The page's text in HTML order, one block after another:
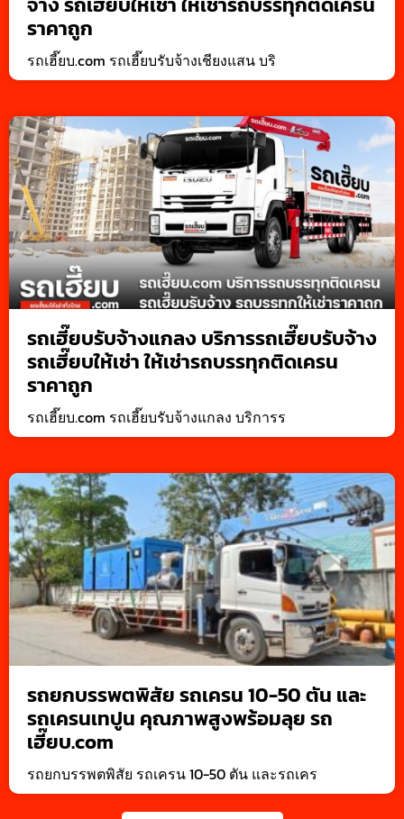
ราคาถูก
รถเฮี๊ยบ.com รถเฮี๊ยบรับจ้างเชียงแสน บริ
รถเฮี๊ยบรับจ้างแกลง บริการรถเฮี๊ยบรับจ้าง
รถเฮี๊ยบให้เช่า ให้เช่ารถบรรทุกติดเครน
ราคาถูก
รถเฮี๊ยบ.com รถเฮี๊ยบรับจ้างแกลง บริการร
รถยกบรรพตพิสัย รถเครน 10-50 ตัน และ
รถเครนเทปูน คุณภาพสูงพร้อมลุย รถ
เฮี๊ยบ.com
รถยกบรรพตพิสัย รถเครน 10-50 ตัน และรถเคร